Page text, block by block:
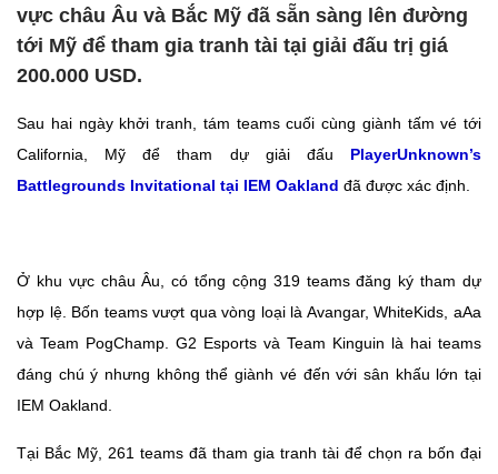
vực châu Âu và Bắc Mỹ đã sẵn sàng lên đường
tới Mỹ để tham gia tranh tài tại giải đấu trị giá
200.000 USD.
Sau hai ngày khởi tranh, tám teams cuối cùng giành tấm vé tới
California, Mỹ để tham dự giải đấu PlayerUnknown’s
Battlegrounds Invitational tại IEM Oakland đã được xác định.
Ở khu vực châu Âu, có tổng cộng 319 teams đăng ký tham dự
hợp lệ. Bốn teams vượt qua vòng loại là Avangar, WhiteKids, aAa
và Team PogChamp. G2 Esports và Team Kinguin là hai teams
đáng chú ý nhưng không thể giành vé đến với sân khấu lớn tại
IEM Oakland.
Tại Bắc Mỹ, 261 teams đã tham gia tranh tài để chọn ra bốn đại